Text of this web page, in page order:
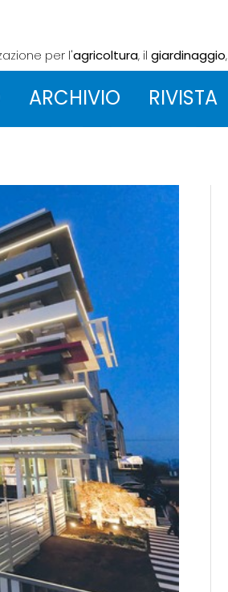
per l'agricoltura, il giardinaggio,
ARCHIVIO RIVISTA